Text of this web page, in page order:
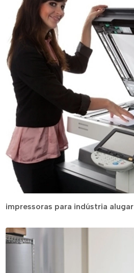
impressoras para indústria alugar